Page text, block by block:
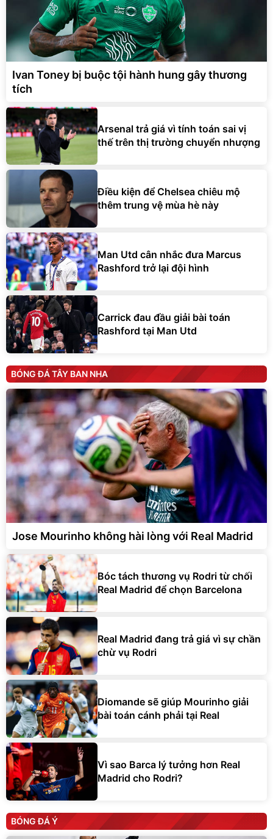
Ivan Toney bị buộc tội hành hung gây thương
tích
Arsenal trả giá vì tính toán sai vị
thế trên thị trường chuyển nhượng
Điều kiện để Chelsea chiêu mộ
thêm trung vệ mùa hè này
Man Utd cân nhắc đưa Marcus
Rashford trở lại đội hình
Carrick đau đầu giải bài toán
Rashford tại Man Utd
BÓNG ĐÁ TÂY BAN NHA
Jose Mourinho không hài lòng với Real Madrid
Bóc tách thương vụ Rodri từ chối
Real Madrid để chọn Barcelona
Real Madrid đang trả giá vì sự chần
chừ vụ Rodri
Diomande sẽ giúp Mourinho giải
bài toán cánh phải tại Real
Vì sao Barca lý tưởng hơn Real
Madrid cho Rodri?
BÓNG ĐÁ Ý